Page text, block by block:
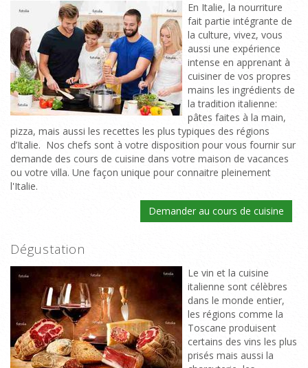
En Italie, la nourriture
fait partie intégrante de
la culture, vivez, vous
aussi une expérience
intense en apprenant à
cuisiner de vos propres
mains les ingrédients de
la tradition italienne:
pâtes faites à la main,
pizza, mais aussi les recettes les plus typiques des régions
d’Italie. Nos chefs sont à votre disposition pour vous fournir sur
demande des cours de cuisine dans votre maison de vacances
ou votre villa. Une façon unique pour connaitre pleinement
l'Italie.
Demander au cours de cuisine
Dégustation
Le vin et la cuisine
italienne sont célèbres
dans le monde entier,
les régions comme la
Toscane produisent
certains des vins les plus
prisés mais aussi la